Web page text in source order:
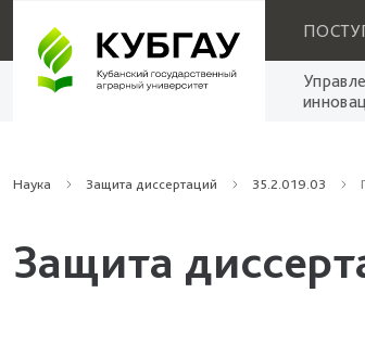
Наука Защита диссертаций 35.2.019.03
Защита